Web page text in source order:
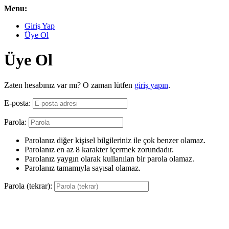
Menu:
Giriş Yap
Üye Ol
Üye Ol
Zaten hesabınız var mı? O zaman lütfen giriş yapın.
E-posta:
Parola:
Parolanız diğer kişisel bilgileriniz ile çok benzer olamaz.
Parolanız en az 8 karakter içermek zorundadır.
Parolanız yaygın olarak kullanılan bir parola olamaz.
Parolanız tamamıyla sayısal olamaz.
Parola (tekrar):